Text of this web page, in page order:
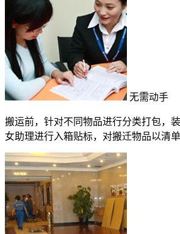
无需动手
搬运前，针对不同物品进行分类打包，
女助理进行入箱贴标，对搬迁物品以清